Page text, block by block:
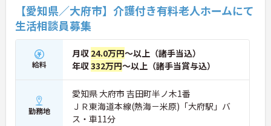
【愛知県／大府市】介護付き有料老人ホームにて
生活相談員募集
給料
月収 24.0万円～以上（諸手当込）
年収332万円～以上（諸手当賞与込）
勤務地
愛知県 大府市 吉田町半ノ木1番
ＪＲ東海道本線(熱海－米原)「大府駅」バ
ス・車11分